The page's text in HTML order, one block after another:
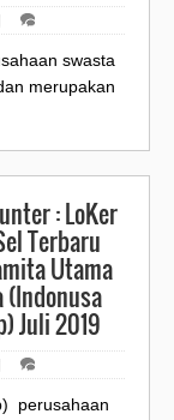
swasta
merupakan
: LoKer
Terbaru
Utama
(Indonusa
Juli 2019
perusahaan